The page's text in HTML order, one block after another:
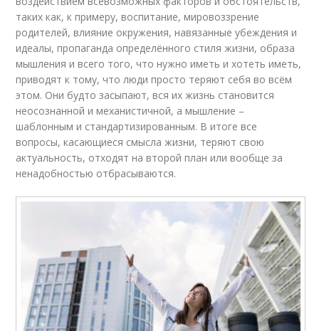
таких как, к примеру, воспитание, мировоззрение
родителей, влияние окружения, навязанные убеждения и
идеалы, пропаганда определённого стиля жизни, образа
мышления и всего того, что нужно иметь и хотеть иметь,
приводят к тому, что люди просто теряют себя во всём
этом. Они будто засыпают, вся их жизнь становится
неосознанной и механистичной, а мышление –
шаблонным и стандартизированным. В итоге все
вопросы, касающиеся смысла жизни, теряют свою
актуальность, отходят на второй план или вообще за
ненадобностью отбрасываются.